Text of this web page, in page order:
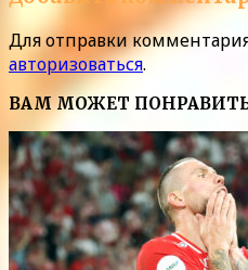
Для отправки
авторизоваться.
ВАМ МОЖЕТ